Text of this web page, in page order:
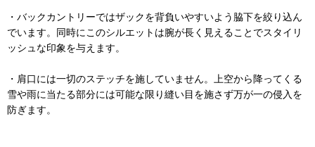
・バックカントリーではザックを背負いやすいよう脇下を絞り込ん
でいます。同時にこのシルエットは腕が長く見えることでスタイリ
ッシュな印象を与えます。
・肩口には一切のステッチを施していません。上空から降ってくる
雪や雨に当たる部分には可能な限り縫い目を施さず万が一の侵入を
防ぎます。